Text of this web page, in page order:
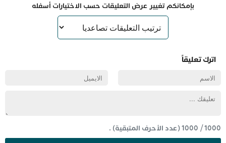
بإمكانكم تغيير عرض التعليقات حسب الاختيارات أسفله
اترك تعليقاً
1000
/
1000(عدد الأحرف المتبقية) .